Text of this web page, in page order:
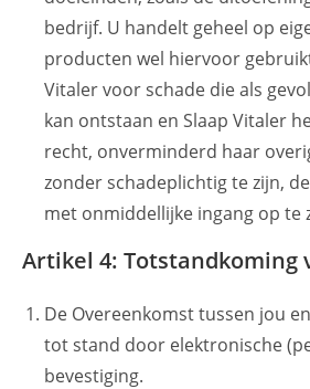
bedrijf. U handelt geheel op
producten wel hiervoor
Vitaler voor schade die als
kan ontstaan en Slaap Vitaler
recht, onverminderd haar
zonder schadeplichtig te zijn,
met onmiddellijke ingang op te
Artikel 4: Totstandkoming
De Overeenkomst tussen jou
tot stand door elektronische
bevestiging.